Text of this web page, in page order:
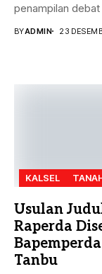
penampilan
BYADMIN 23
KALSEL
Usulan
Raperda
Tanbu